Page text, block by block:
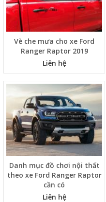
Vè che mưa cho xe Ford
Ranger Raptor 2019
Liên hệ
Danh mục đồ chơi nội thất
theo xe Ford Ranger Raptor
cần có
Liên hệ